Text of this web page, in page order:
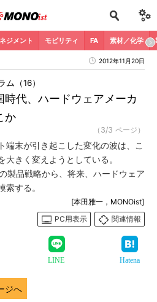
ジメント モビリティ FA 素材／化学
2012年11月20日
時代、ハードウェアメーカ
か
（16）
（3/3 ページ）
端末が引き起こした変化の波は、こ
きく変えようとしている。
製品戦略から、将来、ハードウェア
索する。
[本田雅一，MONOist]
PC用表示
関連情報
LINE Hatena
ジへ